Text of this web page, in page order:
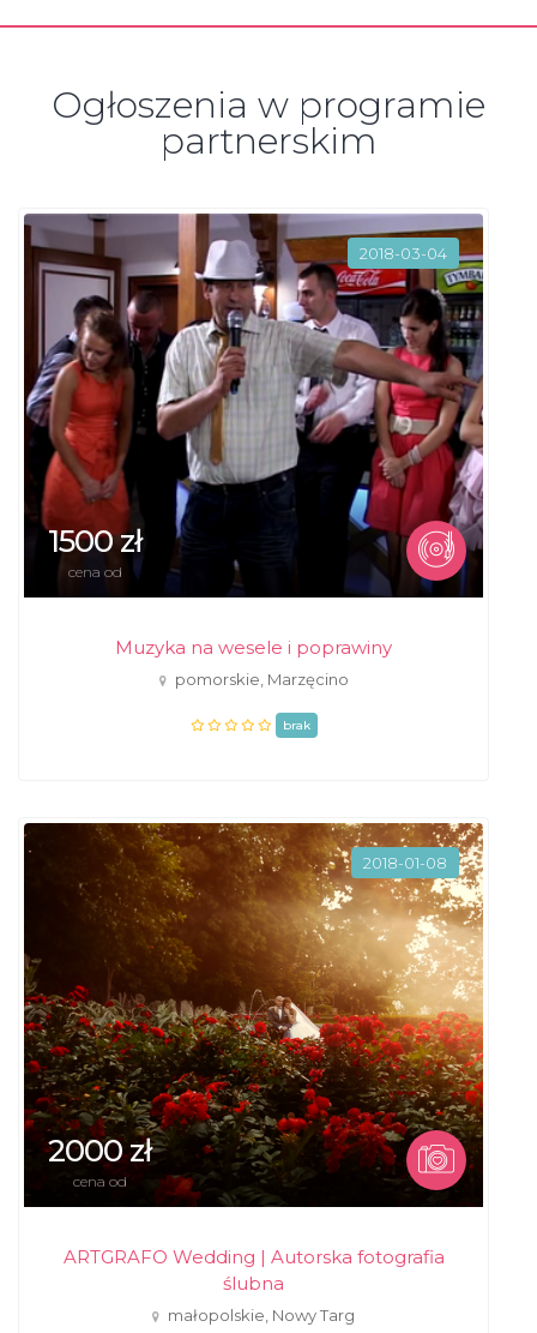
Ogłoszenia w programie
partnerskim
2018-03-04
1500 zł
cena od
Muzyka na wesele i poprawiny
pomorskie, Marzęcino
brak
2018-01-08
2000 zł
cena od
ARTGRAFO Wedding | Autorska fotografia
ślubna
małopolskie, Nowy Targ